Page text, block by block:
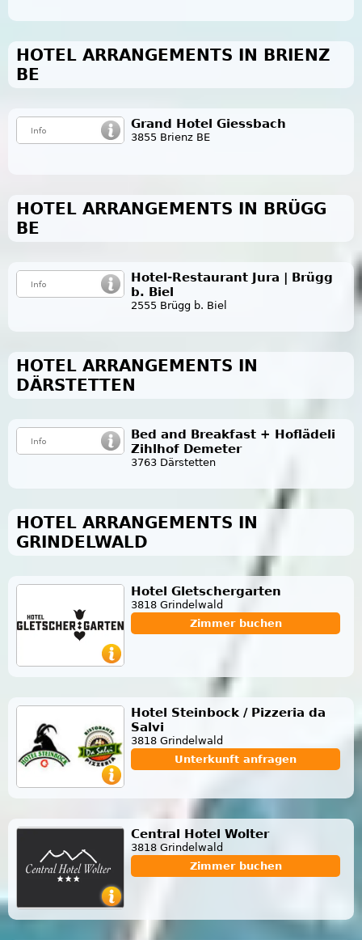
HOTEL ARRANGEMENTS IN BRIENZ
BE
Grand Hotel Giessbach
3855 Brienz BE
HOTEL ARRANGEMENTS IN BRÜGG
BE
Hotel-Restaurant Jura | Brügg
b. Biel
2555 Brügg b. Biel
HOTEL ARRANGEMENTS IN
DÄRSTETTEN
Bed and Breakfast + Hoflädeli
Zihlhof Demeter
3763 Därstetten
HOTEL ARRANGEMENTS IN
GRINDELWALD
Hotel Gletschergarten
3818 Grindelwald
Zimmer buchen
Hotel Steinbock / Pizzeria da
Salvi
3818 Grindelwald
Unterkunft anfragen
Central Hotel Wolter
3818 Grindelwald
Zimmer buchen